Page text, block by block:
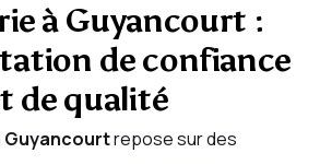
à Guyancourt :
de confiance
de qualité
Guyancourtrepose sur des